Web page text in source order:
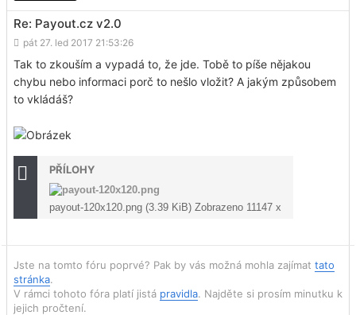
Re: Payout.cz v2.0
pát 27. led 2017 21:53:26
Tak to zkouším a vypadá to, že jde. Tobě to píše nějakou
chybu nebo informaci porč to nešlo vložit? A jakým způsobem
to vkládáš?
PŘÍLOHY
payout-120x120.png (3.39 KiB) Zobrazeno 11147 x
Jste na tomto fóru poprvé? Pak by vás možná mohla zajímat tato
stránka.
V rámci tohoto fóra platí jistá pravidla. Najděte si prosím minutku k
jejich pročtení.